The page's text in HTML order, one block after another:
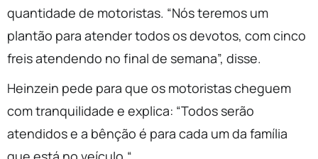
quantidade de motoristas. “Nós teremos um
plantão para atender todos os devotos, com cinco
freis atendendo no final de semana”, disse.
Heinzein pede para que os motoristas cheguem
com tranquilidade e explica: “Todos serão
atendidos e a bênção é para cada um da família